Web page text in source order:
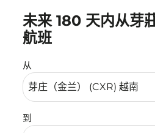
未来 180 天内从芽
航班
从
到
没有符合您的筛选条件的机票